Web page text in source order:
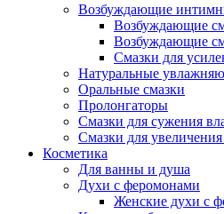
Возбуждающие
Возбуждающие
Возбуждающие
Смазки для
Натуральные
Оральные смазки
Пролонгаторы
Смазки для сужения
Смазки для увеличения
Косметика
Для ванны и душа
Духи с феромонами
Женские духи с